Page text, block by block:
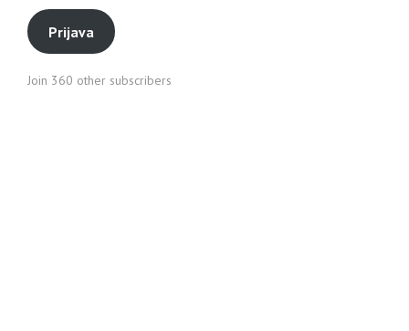
Prijava
Join 360 other subscribers